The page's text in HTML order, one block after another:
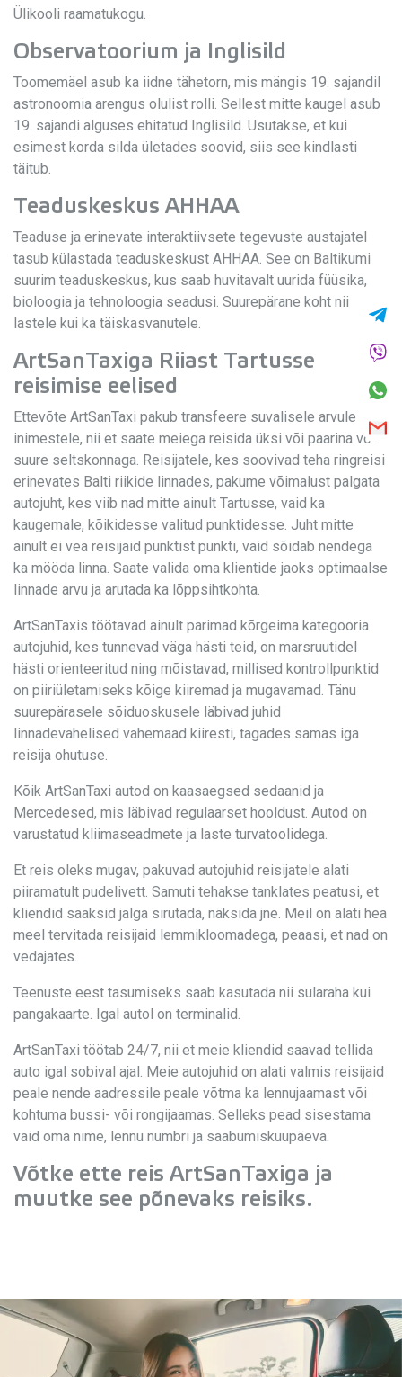
Ülikooli raamatukogu.
Observatoorium ja Inglisild
Toomemäel asub ka iidne tähetorn, mis mängis 19. sajandil
astronoomia arengus olulist rolli. Sellest mitte kaugel asub
19. sajandi alguses ehitatud Inglisild. Usutakse, et kui
esimest korda silda ületades soovid, siis see kindlasti
täitub.
Teaduskeskus AHHAA
Teaduse ja erinevate interaktiivsete tegevuste austajatel
tasub külastada teaduskeskust AHHAA. See on Baltikumi
suurim teaduskeskus, kus saab huvitavalt uurida füüsika,
bioloogia ja tehnoloogia seadusi. Suurepärane koht nii
lastele kui ka täiskasvanutele.
ArtSanTaxiga Riiast Tartusse
reisimise eelised
Ettevõte ArtSanTaxi pakub transfeere suvalisele arvule
inimestele, nii et saate meiega reisida üksi või paarina või
suure seltskonnaga. Reisijatele, kes soovivad teha ringreisi
erinevates Balti riikide linnades, pakume võimalust palgata
autojuht, kes viib nad mitte ainult Tartusse, vaid ka
kaugemale, kõikidesse valitud punktidesse. Juht mitte
ainult ei vea reisijaid punktist punkti, vaid sõidab nendega
ka mööda linna. Saate valida oma klientide jaoks optimaalse
linnade arvu ja arutada ka lõppsihtkohta.
ArtSanTaxis töötavad ainult parimad kõrgeima kategooria
autojuhid, kes tunnevad väga hästi teid, on marsruutidel
hästi orienteeritud ning mõistavad, millised kontrollpunktid
on piiriületamiseks kõige kiiremad ja mugavamad. Tänu
suurepärasele sõiduoskusele läbivad juhid
linnadevahelised vahemaad kiiresti, tagades samas iga
reisija ohutuse.
Kõik ArtSanTaxi autod on kaasaegsed sedaanid ja
Mercedesed, mis läbivad regulaarset hooldust. Autod on
varustatud kliimaseadmete ja laste turvatoolidega.
Et reis oleks mugav, pakuvad autojuhid reisijatele alati
piiramatult pudelivett. Samuti tehakse tanklates peatusi, et
kliendid saaksid jalga sirutada, näksida jne. Meil on alati hea
meel tervitada reisijaid lemmikloomadega, peaasi, et nad on
vedajates.
Teenuste eest tasumiseks saab kasutada nii sularaha kui
pangakaarte. Igal autol on terminalid.
ArtSanTaxi töötab 24/7, nii et meie kliendid saavad tellida
auto igal sobival ajal. Meie autojuhid on alati valmis reisijaid
peale nende aadressile peale võtma ka lennujaamast või
kohtuma bussi- või rongijaamas. Selleks pead sisestama
vaid oma nime, lennu numbri ja saabumiskuupäeva.
Võtke ette reis ArtSanTaxiga ja
muutke see põnevaks reisiks.